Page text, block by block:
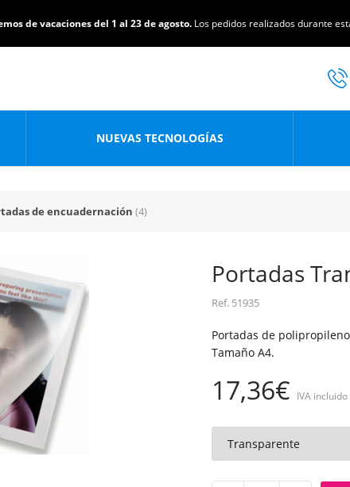
de vacaciones del 1 al 23 de agosto. Los pedidos realizados durante
NUEVAS TECNOLOGÍAS
de encuadernación (4)
Portadas
Ref. 51935
Portadas de
Tamaño A4.
17,36€ IVA incluido